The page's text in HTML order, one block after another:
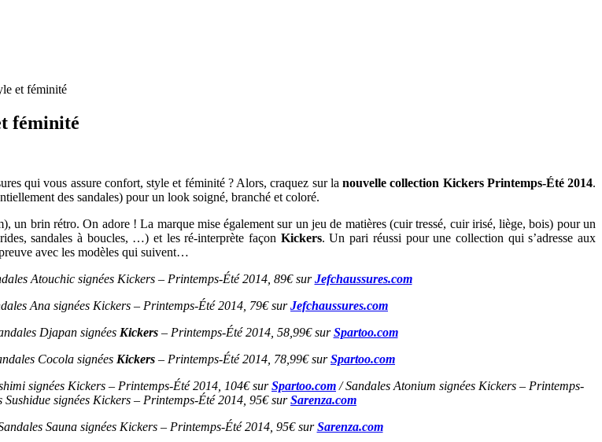
et féminité
féminité
qui vous assure confort, style et féminité ? Alors, craquez sur lanouvelle collection Kickers Printemps-Été 2014.
des sandales) pour un look soigné, branché et coloré.
un brin rétro. On adore ! La marque mise également sur un jeu de matières (cuir tressé, cuir irisé, liège, bois) pour un
sandales à boucles, …) et les ré-interprète façon Kickers. Un pari réussi pour une collection qui s’adresse aux
avec les modèles qui suivent…
Atouchic signées Kickers – Printemps-Été 2014, 89€ surJefchaussures.com
Ana signées Kickers – Printemps-Été 2014, 79€ surJefchaussures.com
Djapan signées Kickers– Printemps-Été2014, 58,99€ surSpartoo.com
Cocola signées Kickers – Printemps-Été 2014, 78,99€ surSpartoo.com
signées Kickers – Printemps-Été 2014, 104€ surSpartoo.com / Sandales Atonium signées Kickers – Printemps-
Sushidue signées Kickers – Printemps-Été 2014, 95€ surSarenza.com
Sauna signées Kickers – Printemps-Été 2014, 95€ surSarenza.com